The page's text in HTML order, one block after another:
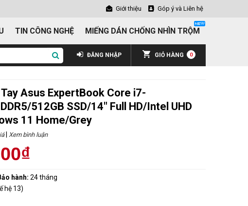
Giới thiệu Góp ý và Liên hệ
TIN CÔNG NGHỆ MIẾNG DÁN CHỐNG NHÌN TRỘM
GIỎ HÀNG 0
ĐĂNG NHẬP
Asus ExpertBook Core i7-
512GB SSD/14" Full HD/Intel UHD
11 Home/Grey
| Xem bình luận
hành: 24 tháng
hệ 13)